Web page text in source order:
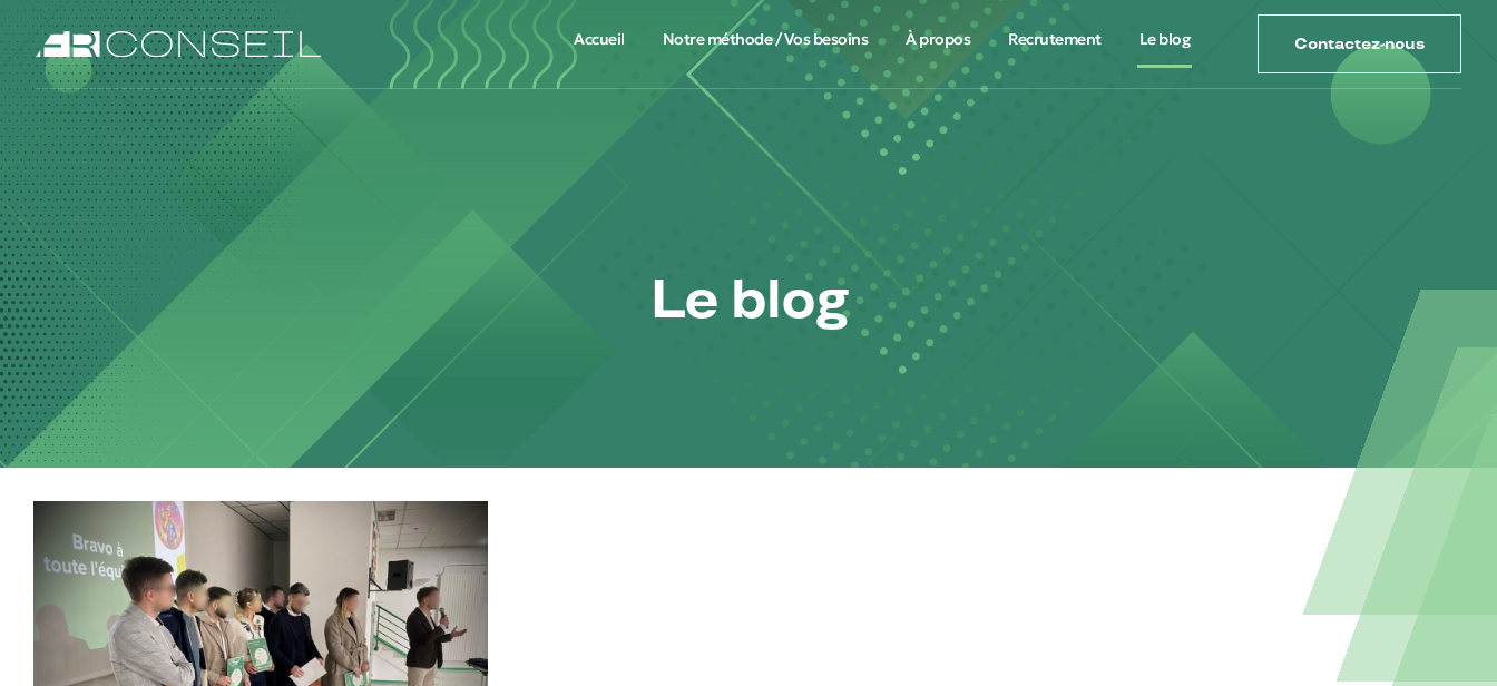
Accueil Notre méthode / Vos besoins À propos Recrutement Le blog Contactez-nous
Le blog